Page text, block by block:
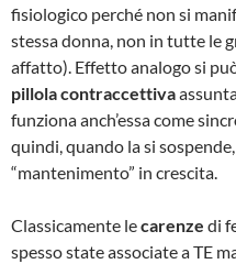
fisiologico perché non si
stessa donna, non in tutte le
affatto). Effetto analogo si
pillola contraccettiva
funziona anch’essa come
quindi, quando la si
“mantenimento” in crescita.
Classicamente lecarenze di
spesso state associate a TE